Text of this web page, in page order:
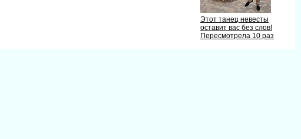
Этот танец невесты
оставит вас без слов!
Пересмотрела 10 раз